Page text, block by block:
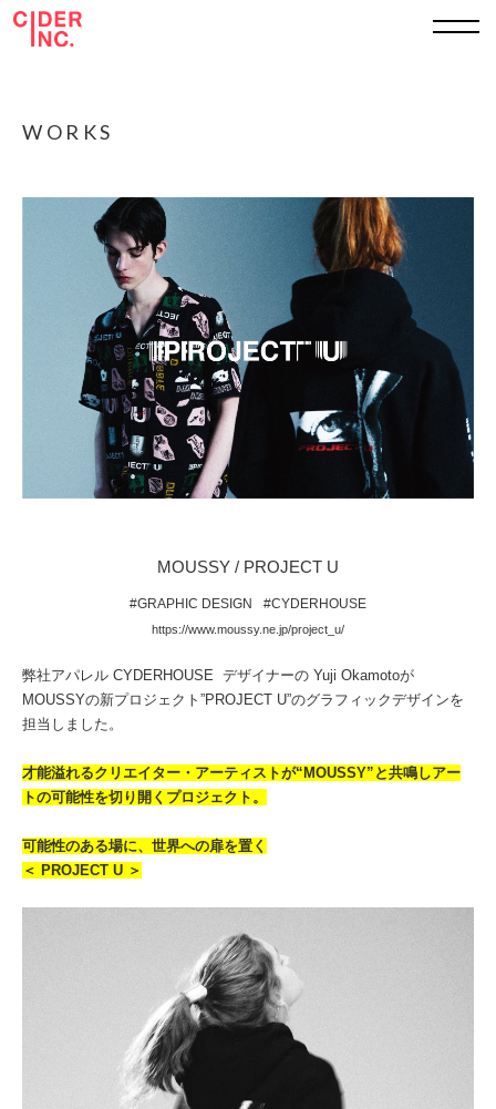
ABOUT
WORKS
SERVICE
SHEET
RECRUIT
CONTACT
WORKS
MOUSSY / PROJECT U
#GRAPHIC DESIGN #CYDERHOUSE
https://www.moussy.ne.jp/project_u/
弊社アパレル CYDERHOUSE デザイナーの Yuji Okamotoが
MOUSSYの新プロジェクト”PROJECT U”のグラフィックデザインを
担当しました。
才能溢れるクリエイター・アーティストが“MOUSSY”と共鳴しアー
トの可能性を切り開くプロジェクト。
可能性のある場に、世界への扉を置く
＜ PROJECT U ＞